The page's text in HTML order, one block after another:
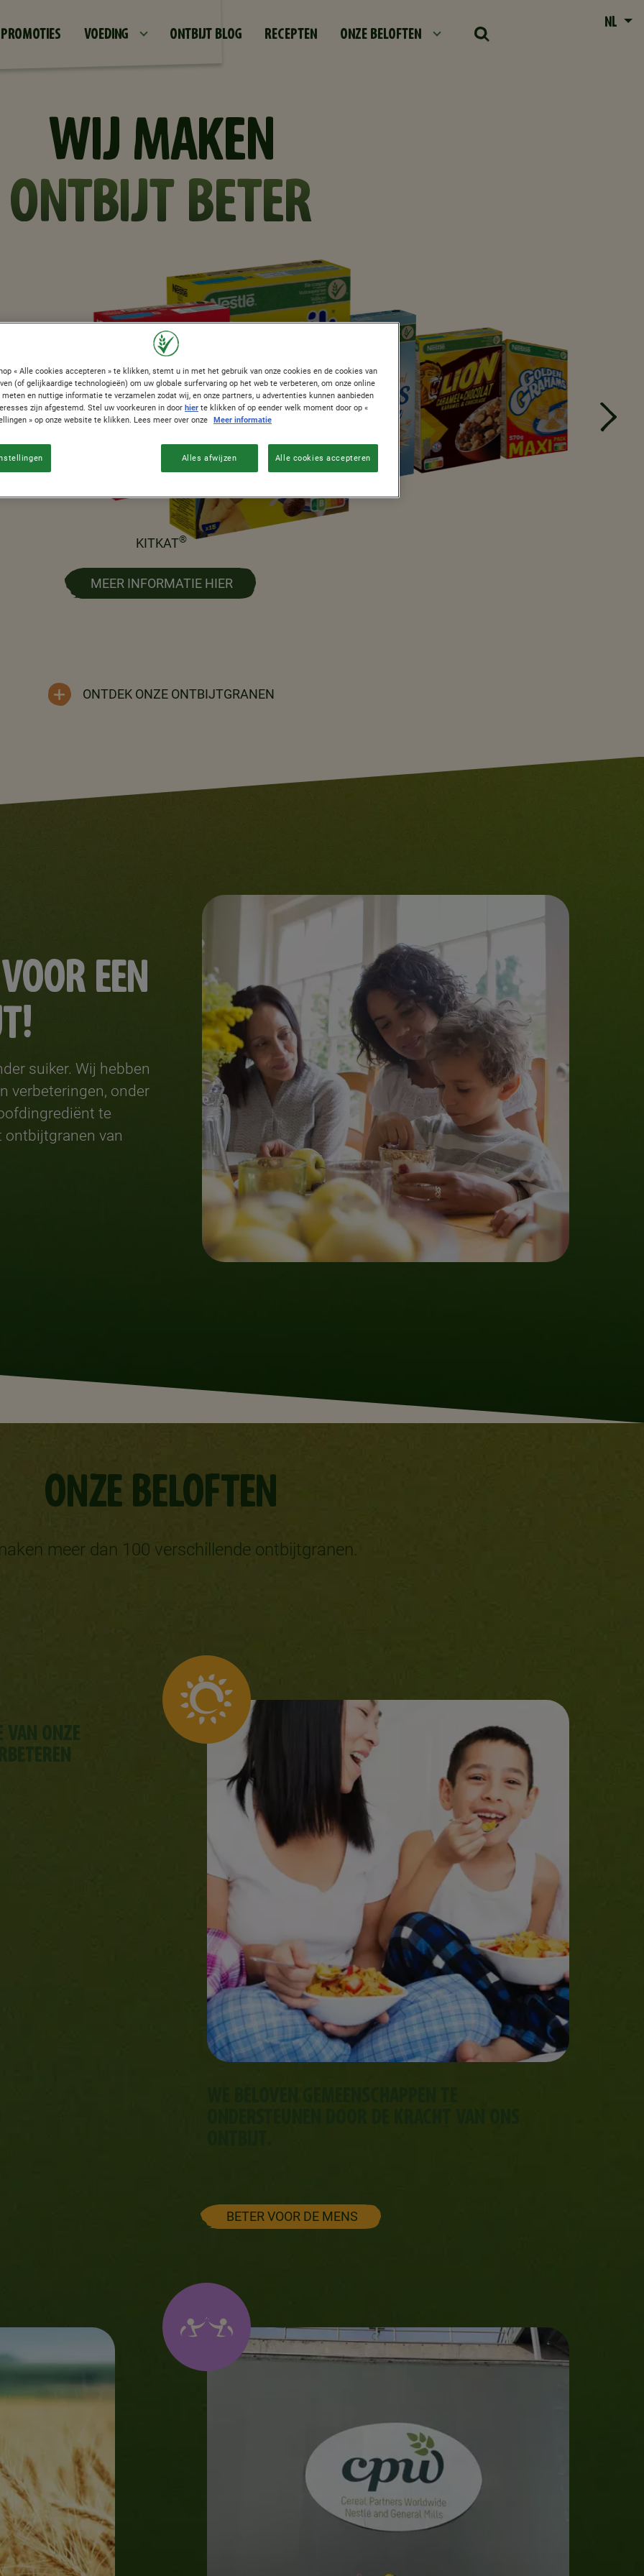
PROMOTIES VOEDING ONTBIJT BLOG RECEPTEN ONZE BELOFTEN
NL
WIJ MAKEN
ONTBIJT BETER
KITKAT®
MEER INFORMATIE HIER
ONTDEK ONZE ONTBIJTGRANEN
EEN
suiker. Wij hebben
verbeteringen, onder
te
van
ONZE BELOFTEN
meer dan 100 verschillende ontbijtgranen.
VAN ONZE
BETER VOOR DE MENS
« Alle cookies accepteren » te klikken, stemt u in met het gebruik van onze cookies en de cookies van
(of gelijkaardige technologieën) om uw globale surfervaring op het web te verbeteren, om onze online
en nuttige informatie te verzamelen zodat wij, en onze partners, u advertenties kunnen aanbieden
zijn afgestemd. Stel uw voorkeuren in door hier te klikken of op eender welk moment door op «
» op onze website te klikken. Lees meer over onze Meer informatie
Alles afwijzen Alle cookies accepteren